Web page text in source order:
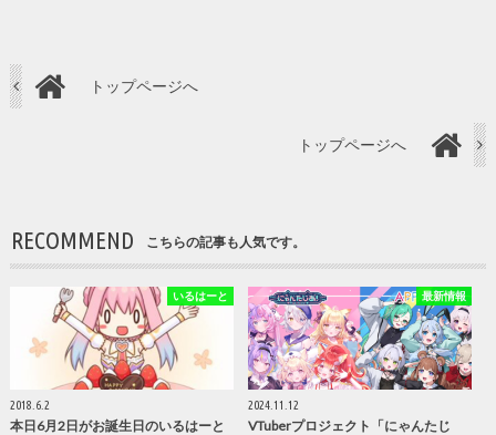
トップページへ
トップページへ
RECOMMEND こちらの記事も人気です。
いるはーと
2018.6.2
本日6月2日がお誕生日のいるはーと
最新情報
2024.11.12
VTuberプロジェクト「にゃんたじ